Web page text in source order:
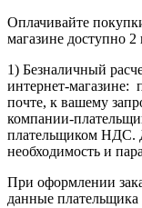
Оплачивайте
магазине доступно 2
1) Безналичный
интернет-магазине:
почте, к вашему
компании-
плательщиком НДС.
необходимость и
При оформлении
данные плательщика